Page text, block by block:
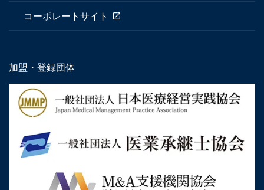
コーポレートサイト
加盟・登録団体